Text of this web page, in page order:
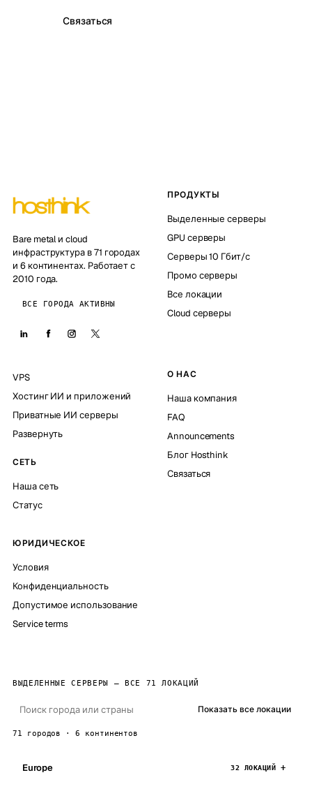
Связаться
Bare metal и cloud
инфраструктура в 71 городах
и 6 континентах. Работает с
2010 года.
ВСЕ ГОРОДА АКТИВНЫ
ПРОДУКТЫ
Выделенные серверы
GPU серверы
Серверы 10 Гбит/с
Промо серверы
Все локации
Cloud серверы
VPS
Хостинг ИИ и приложений
Приватные ИИ серверы
Развернуть
СЕТЬ
Наша сеть
Статус
О НАС
Наша компания
FAQ
Announcements
Блог Hosthink
Связаться
ЮРИДИЧЕСКОЕ
Условия
Конфиденциальность
Допустимое использование
Service terms
ВЫДЕЛЕННЫЕ СЕРВЕРЫ — ВСЕ 71 ЛОКАЦИЙ
Показать все локации
71 городов · 6 континентов
Europe 32 ЛОКАЦИЙ